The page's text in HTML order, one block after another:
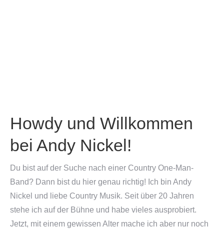
Howdy und Willkommen
bei Andy Nickel!
Du bist auf der Suche nach einer Country One-Man-
Band? Dann bist du hier genau richtig! Ich bin Andy
Nickel und liebe Country Musik. Seit über 20 Jahren
stehe ich auf der Bühne und habe vieles ausprobiert.
Jetzt, mit einem gewissen Alter mache ich aber nur noch